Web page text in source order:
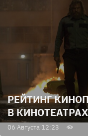
РЕЙТИНГ
В
06 Августа 12:23